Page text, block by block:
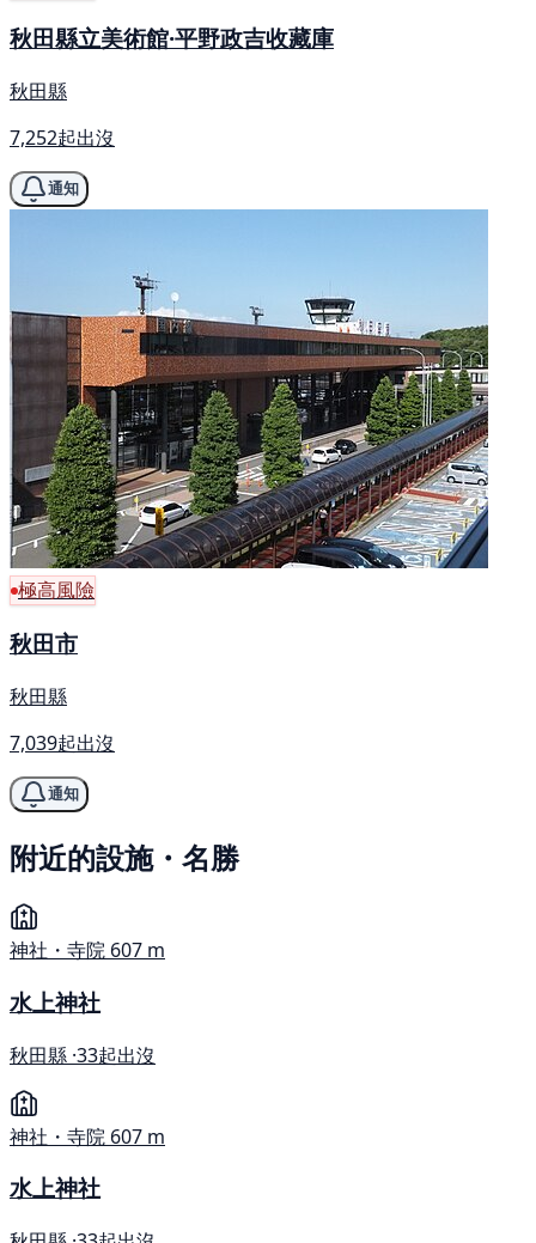
秋田縣立美術館·平野政吉收藏庫
秋田縣
7,252起出沒
通知
極高風險
秋田市
秋田縣
7,039起出沒
通知
附近的設施・名勝
神社・寺院 607 m
水上神社
秋田縣 ·33起出沒
神社・寺院 607 m
水上神社